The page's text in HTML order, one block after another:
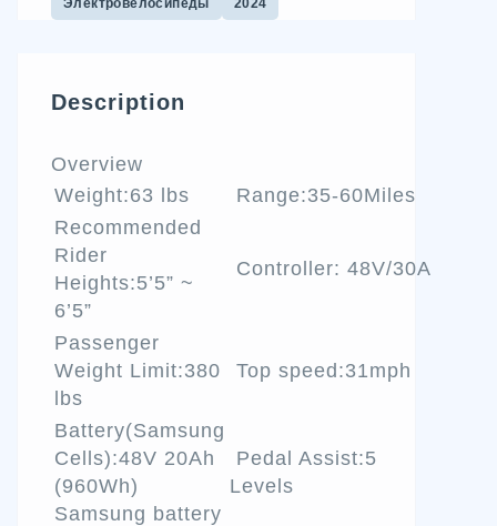
Электровелосипеды 2024
Description
Overview
Weight:63 lbs
Range:35-60Miles
Recommended
Rider
Heights:5’5” ~
6’5”
Controller: 48V/30A
Passenger
Weight Limit:380
lbs
Top speed:31mph
Battery(Samsung
Cells):48V 20Ah
(960Wh)
Samsung battery
Pedal Assist:5
Levels